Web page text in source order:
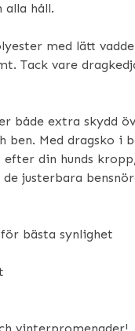
alla håll.
med lätt
Tack vare
både extra skydd
Med dragsko i
din hunds
justerbara
bästa synlighet